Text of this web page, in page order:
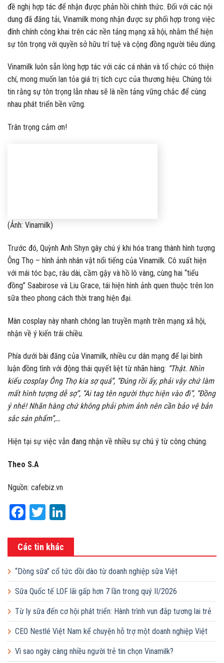
đề nghị hợp tác để nhận được phản hồi chính thức. Đối với các nội
dung đã đăng tải, Vinamilk mong nhận được sự phối hợp trong việc
đính chính công khai trên các nền tảng mạng xã hội, nhằm thể hiện
sự tôn trọng với quyền sở hữu trí tuệ và cộng đồng người tiêu dùng.
Vinamilk luôn sẵn lòng hợp tác với các cá nhân và tổ chức có thiện
chí, mong muốn lan tỏa giá trị tích cực của thương hiệu. Chúng tôi
tin rằng sự tôn trọng lẫn nhau sẽ là nền tảng vững chắc để cùng
nhau phát triển bền vững.
Trân trọng cảm ơn!
(Ảnh: Vinamilk)
Trước đó, Quỳnh Anh Shyn gây chú ý khi hóa trang thành hình tượng
Ông Thọ – hình ảnh nhân vật nổi tiếng của Vinamilk. Cô xuất hiện
với mái tóc bạc, râu dài, cầm gậy và hồ lô vàng, cùng hai “tiểu
đồng” Saabirose và Liu Grace, tái hiện hình ảnh quen thuộc trên lon
sữa theo phong cách thời trang hiện đại.
Màn cosplay này nhanh chóng lan truyền mạnh trên mạng xã hội,
nhận về ý kiến trái chiều.
Phía dưới bài đăng của Vinamilk, nhiều cư dân mạng để lại bình
luận đồng tình với động thái quyết liệt từ nhãn hàng: “Thật. Nhìn
kiểu cosplay Ông Thọ kia sợ quá”, “Đúng rồi ấy, phải vậy chứ làm
mất hình tượng dễ sợ”, “Ai tag tên người thực hiện vào đi”, “Đồng
ý nhé! Nhãn hàng chứ không phải phim ảnh nên cần bảo vệ bản
sắc sản phẩm”,…
Hiện tại sự việc vẫn đang nhận về nhiều sự chú ý từ công chúng.
Theo S.A
Nguồn: cafebiz.vn
Facebook
Twitter
Các tin khác
“Dòng sữa” cổ tức dồi dào từ doanh nghiệp sữa Việt
Sữa Quốc tế LOF lãi gấp hơn 7 lần trong quý II/2026
Từ ly sữa đến cơ hội phát triển: Hành trình vun đắp tương lai trẻ
em Việt của Vinamilk
CEO Nestlé Việt Nam kể chuyện hỗ trợ một doanh nghiệp Việt
tăng quy mô gấp 10 lần
Vì sao ngày càng nhiều người trẻ tin chọn Vinamilk?